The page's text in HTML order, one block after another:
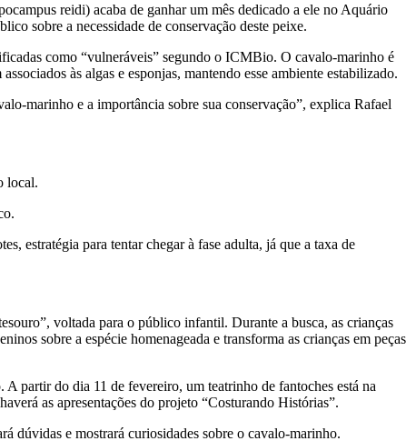
reidi) acaba de ganhar um mês dedicado a ele no Aquário
sobre a necessidade de conservação deste peixe.
como “vulneráveis” segundo o ICMBio. O cavalo-marinho é
às algas e esponjas, mantendo esse ambiente estabilizado.
marinho e a importância sobre sua conservação”, explica Rafael
local.
estratégia para tentar chegar à fase adulta, já que a taxa de
voltada para o público infantil. Durante a busca, as crianças
sobre a espécie homenageada e transforma as crianças em peças
partir do dia 11 de fevereiro, um teatrinho de fantoches está na
as apresentações do projeto “Costurando Histórias”.
dúvidas e mostrará curiosidades sobre o cavalo-marinho.